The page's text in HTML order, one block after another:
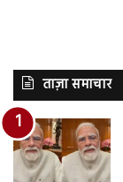
ताज़ा समाचार